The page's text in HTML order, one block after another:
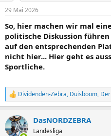
e
:
29 Mai 2026
So, hier machen wir mal
politische Diskussion
auf den entsprechenden
nicht hier... Hier geht es
Sportliche.
R
e
k
t
Dividenden-Zebra, Duisboom,
DasNORDZEBRA
Landesliga